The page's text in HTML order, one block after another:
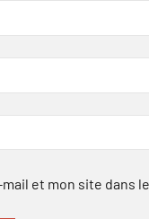
et mon site dans